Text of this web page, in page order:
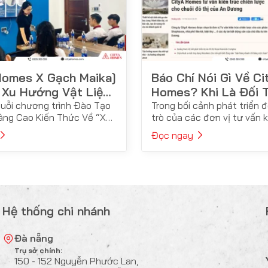
X Gạch Maika]
Xu Hướng Vật Liệu
Cùng Gạch Maika
chương trình Đào Tạo
Cao Kiến Thức Về “Xu
Mới Nhất Năm 2022”.
07/2022, CityA Homes
sư và nhân sự làm
Báo Chí Nói Gì Về
Homes? Khi Là Đối
Vấn Kiến Trúc Cho
Tư An Dương
Trong bối cảnh phát triển
trò của các đơn vị tư vấn
trở nên quan trọng. Một
cái tên nổi bật, trong lĩnh
Đọc ngay
Hệ thống chi nhánh
Đà nẵng
Trụ sở chính:
150 - 152 Nguyễn Phước Lan,